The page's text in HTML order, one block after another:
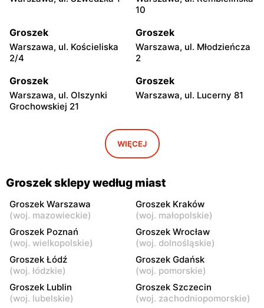
10
Groszek
Warszawa, ul. Kościeliska
2/4
Groszek
Warszawa, ul. Młodzieńcza
2
Groszek
Warszawa, ul. Olszynki
Grochowskiej 21
Groszek
Warszawa, ul. Lucerny 81
Warszawa, ul. Myśliborska
Groszek
Warszawa, ul. Grawerska 5
Groszek
Babice Nowe, ul.
Warszawska 278
Groszek
Wieruchowska 157
Warszawa al. Dzieci
Polskich 9
Warszawa, ul. Zasadowa 52
Groszek
Zamienie, ul. Waniliowa
1/80
Groszek
Pruszków, ul. Zdziarska 26
WIĘCEJ
Groszek sklepy według miast
Groszek Warszawa
(woj. mazowieckie)
Groszek Kraków
(woj. małopolskie)
Groszek Poznań
(woj. wielkopolskie)
Groszek Wrocław
(woj. dolnośląskie)
Groszek Łódź
(woj. łódzkie)
Groszek Gdańsk
(woj. pomorskie)
Groszek Lublin
(woj. lubelskie)
Groszek Szczecin
(woj. zachodniopomorskie)